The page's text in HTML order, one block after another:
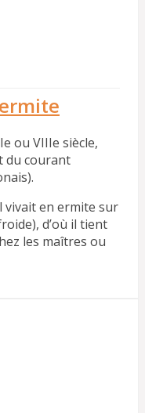
ou VIIIe siècle,
du courant
vivait en ermite sur
d’où il tient
les maîtres ou